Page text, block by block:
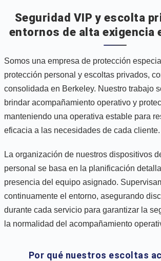
Seguridad VIP y escolta
entornos de alta exigencia
Somos una empresa de protección
protección personal y escoltas privados,
consolidada en Berkeley. Nuestro trabajo
brindar acompañamiento operativo y
manteniendo una operativa estable para
eficacia a las necesidades de cada cliente.
La organización de nuestros dispositivos
personal se basa en la planificación
presencia del equipo asignado.
continuamente el entorno, asegurando
durante cada servicio para garantizar la
la normalidad del acompañamiento
Por qué nuestros escoltas